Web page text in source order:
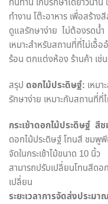
ทำงาน โต๊ะอาหาร เพื่อสร้าง
ดูแลรักษาง่าย ไม่ต้องรดน้ำ
เหมาะสำหรับสถานที่ที่ไม่เอื้
ร้อน ตกแต่งห้อง ร้านค้า เช่
สรุป ดอกไม้ประดิษฐ์: เหม
รักษาง่าย เหมาะกับสถานที่
กระเช้าดอกไม้ประดิษฐ์ สี
ดอกไม้ประดิษฐ์ โทนสี ชมพู
จัดในกระเช้าไม้ขนาด 10 นิ้ว
สามารถปรับเปลี่ยนโทนสีดอ
เปลี่ยน
ระยะเวลาการจัดส่งประมาณ